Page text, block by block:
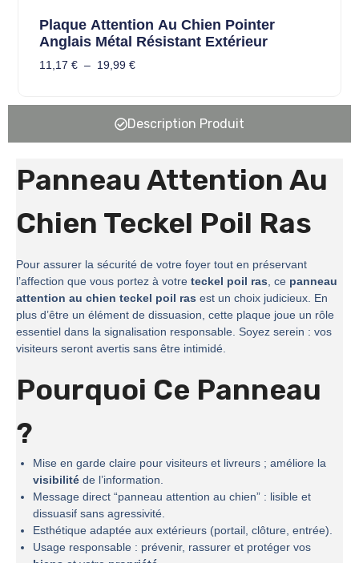
Plaque Attention Au Chien Pointer
Anglais Métal Résistant Extérieur
11,17 € – 19,99 €
Description Produit
Panneau Attention Au
Chien Teckel Poil Ras
Pour assurer la sécurité de votre foyer tout en préservant
l’affection que vous portez à votre teckel poil ras, ce panneau
attention au chien teckel poil ras est un choix judicieux. En
plus d’être un élément de dissuasion, cette plaque joue un rôle
essentiel dans la signalisation responsable. Soyez serein : vos
visiteurs seront avertis sans être intimidé.
Pourquoi Ce Panneau
?
Mise en garde claire pour visiteurs et livreurs ; améliore la
visibilité de l’information.
Message direct “panneau attention au chien” : lisible et
dissuasif sans agressivité.
Esthétique adaptée aux extérieurs (portail, clôture, entrée).
Usage responsable : prévenir, rassurer et protéger vos